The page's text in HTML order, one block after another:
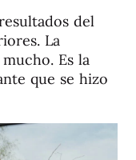
del
La
Es la
que se hizo